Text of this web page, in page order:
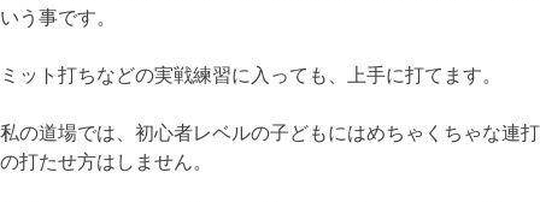
いう事です。
ミット打ちなどの実戦練習に入っても、上手に打てます。
私の道場では、初心者レベルの子どもにはめちゃくちゃな連打
の打たせ方はしません。